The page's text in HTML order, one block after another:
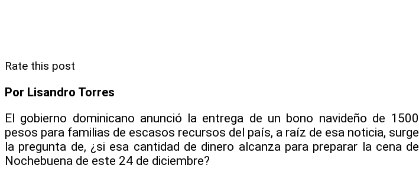
Rate this post
Por Lisandro Torres
El gobierno dominicano anunció la entrega de un bono navideño de 1500
pesos para familias de escasos recursos del país, a raíz de esa noticia, surge
la pregunta de, ¿si esa cantidad de dinero alcanza para preparar la cena de
Nochebuena de este 24 de diciembre?